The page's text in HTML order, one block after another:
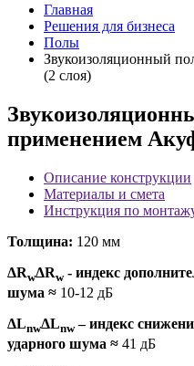
Главная
Решения для бизнеса
Полы
Звукоизоляционный
(2 слоя)
применением
Описание конструкции
Материалы и смета
Инструкция по
Толщина: 120 мм
ΔRwΔRw- индекс
шума ≈ 10-12 дБ
ΔLnwΔLnw– индекс
ударного шума ≈ 41 дБ